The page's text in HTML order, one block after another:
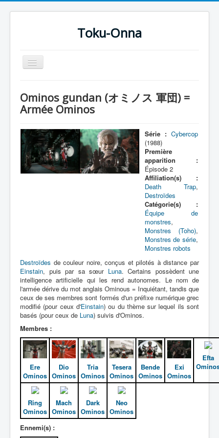
Toku-Onna
Basculer
la
Toku-Actrices
Séries
Films
COSAA
Dennô keisatsu Cybercop (電脳 警
察 サイバーコップ) = Police
cerveau électronique Cybercop
Série
Personnages
Mechas
Lieux
Épisodes
Chronologie
Références
Fanservice
Cybercops
Ominos gundan (オミノス 軍団) =
Armée Ominos
Série : Cybercop
(1988)
Première
apparition :
Épisode 2
Affiliation(s) :
Death Trap,
Destroïdes
Catégorie(s) :
Équipe de
monstres,
Monstres (Toho),
Monstres de série,
Monstres robots
Destroïdes de couleur noire, conçus et pilotés à distance par
Einstain, puis par sa sœur Luna. Certains possèdent une
intelligence artificielle qui les rend autonomes. Le nom de
l'armée dérive du mot anglais Ominous = Inquiétant, tandis que
ceux de ses membres sont formés d'un préfixe numérique grec
modifié (pour ceux d'Einstain) ou du thème sur lequel ils sont
basés (pour ceux de Luna) suivis d'Ominos.
Membres :
Ere
Ominos
Dio
Ominos
Tria
Ominos
Tesera
Ominos
Bende
Ominos
Exi
Ominos
Efta
Ring
Ominos
Mach
Ominos
Dark
Ominos
Neo
Ominos
Ennemi(s) :